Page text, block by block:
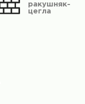
ракушняк-
цегла